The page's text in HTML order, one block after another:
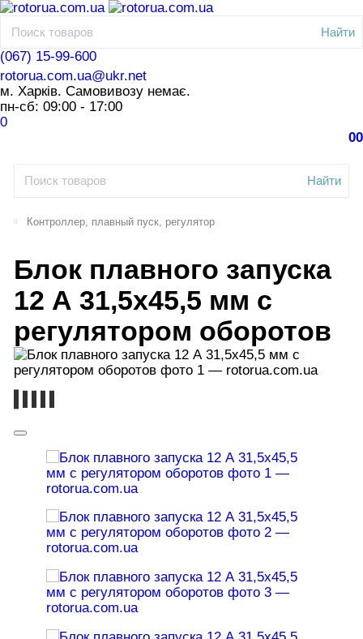
Найти
(067) 15-99-600
rotorua.com.ua@ukr.net
м. Харків. Самовивозу немає.
пн-сб: 09:00 - 17:00
0
00
Найти
Контроллер, плавный пуск, регулятор
Блок плавного запуска
12 А 31,5х45,5 мм с
регулятором оборотов